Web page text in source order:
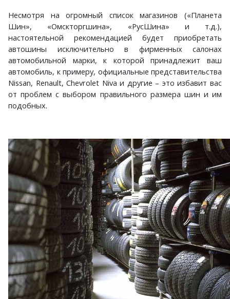
Несмотря на огромный список магазинов («Планета
Шин», «Омскторгшина», «РусШина» и т.д.),
настоятельной рекомендацией будет приобретать
автошины исключительно в фирменных салонах
автомобильной марки, к которой принадлежит ваш
автомобиль, к примеру, официальные представительства
Nissan, Renault, Chevrolet Niva и другие – это избавит вас
от проблем с выбором правильного размера шин и им
подобных.